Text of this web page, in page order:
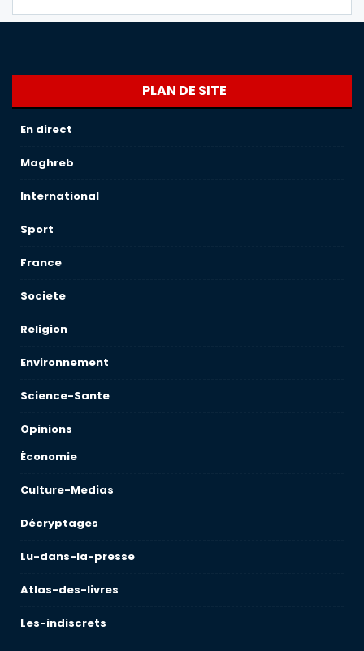
PLAN DE SITE
En direct
Maghreb
International
Sport
France
Societe
Religion
Environnement
Science-Sante
Opinions
Économie
Culture-Medias
Décryptages
Lu-dans-la-presse
Atlas-des-livres
Les-indiscrets